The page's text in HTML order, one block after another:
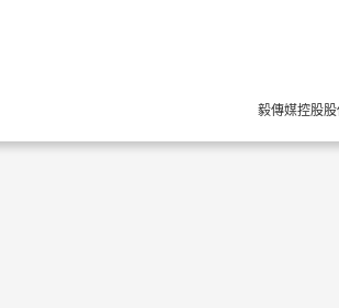
毅傳媒控股